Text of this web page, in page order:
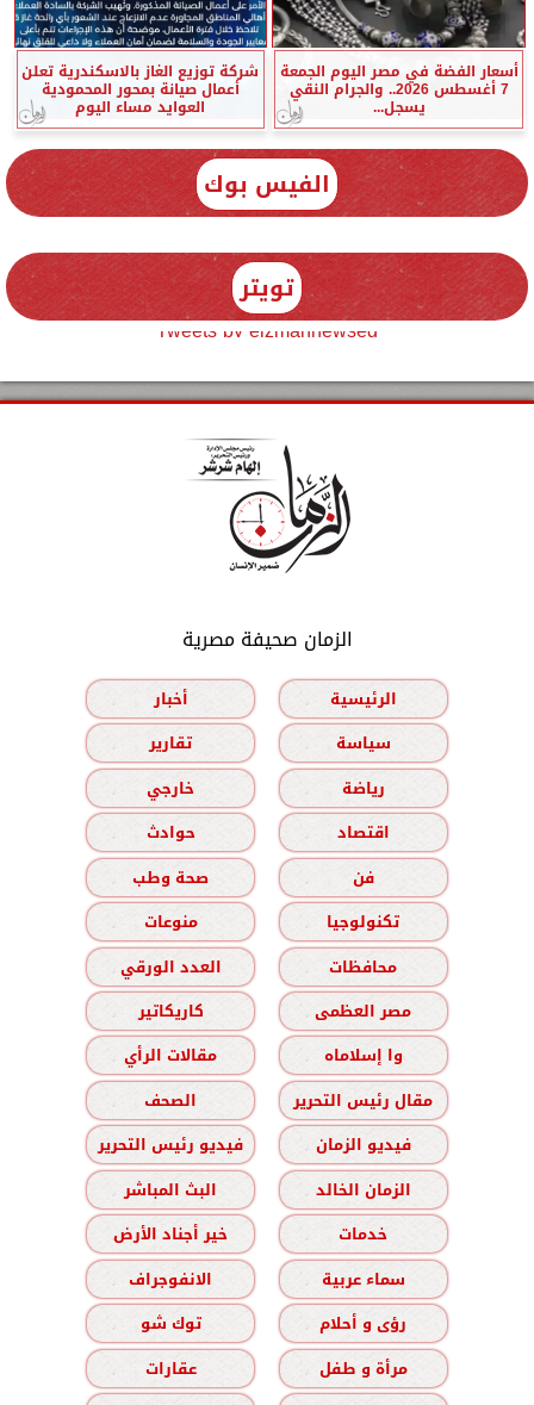
أسعار الفضة في مصر اليوم الجمعة
7 أغسطس 2026.. والجرام النقي
يسجل...
شركة توزيع الغاز بالاسكندرية تعلن
أعمال صيانة بمحور المحمودية
العوايد مساء اليوم
الفيس بوك
تويتر
Tweets by elzmannewseg
الزمان صحيفة مصرية
الرئيسية
أخبار
سياسة
تقارير
رياضة
خارجي
اقتصاد
حوادث
فن
صحة وطب
تكنولوجيا
منوعات
محافظات
العدد الورقي
مصر العظمى
كاريكاتير
وا إسلاماه
مقالات الرأي
مقال رئيس التحرير
الصحف
فيديو الزمان
فيديو رئيس التحرير
الزمان الخالد
البث المباشر
خدمات
خير أجناد الأرض
سماء عربية
الانفوجراف
رؤى و أحلام
توك شو
مرأة و طفل
عقارات